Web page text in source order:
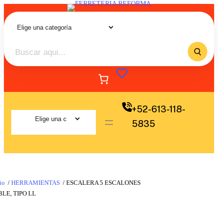
+52-613-118-
5835
/ HERRAMIENTAS / ESCALERA 5 ESCALONES
TIPO LL